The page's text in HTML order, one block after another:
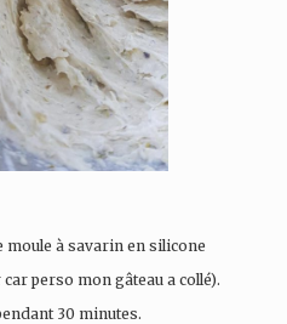
à savarin en silicone
perso mon gâteau a collé).
30 minutes.